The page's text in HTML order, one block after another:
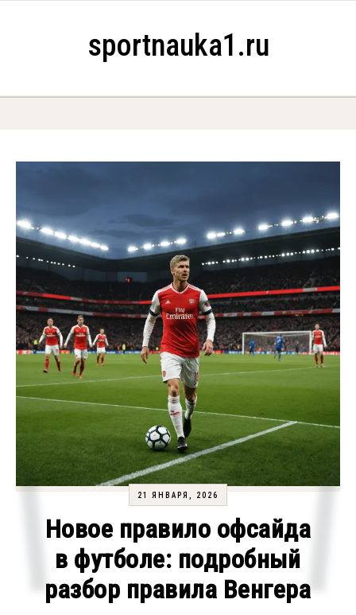
sportnauka1.ru
21 ЯНВАРЯ, 2026
Новое правило офсайда
в футболе: подробный
разбор правила Венгера